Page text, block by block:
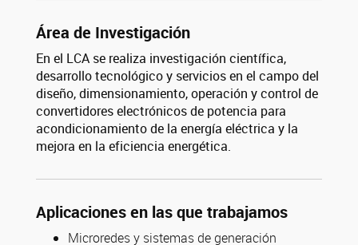
Área de Investigación
En el LCA se realiza investigación científica,
desarrollo tecnológico y servicios en el campo del
diseño, dimensionamiento, operación y control de
convertidores electrónicos de potencia para
acondicionamiento de la energía eléctrica y la
mejora en la eficiencia energética.
Aplicaciones en las que trabajamos
Microredes y sistemas de generación